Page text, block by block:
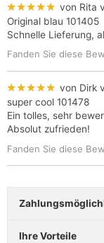
★★★★★ von Rita
Original blau 101405
Schnelle Lieferung,
Fanden Sie diese
★★★★★ von Dirk
super cool 101478
Ein tolles, sehr
Absolut zufrieden!
Fanden Sie diese
Ihre Vorteile